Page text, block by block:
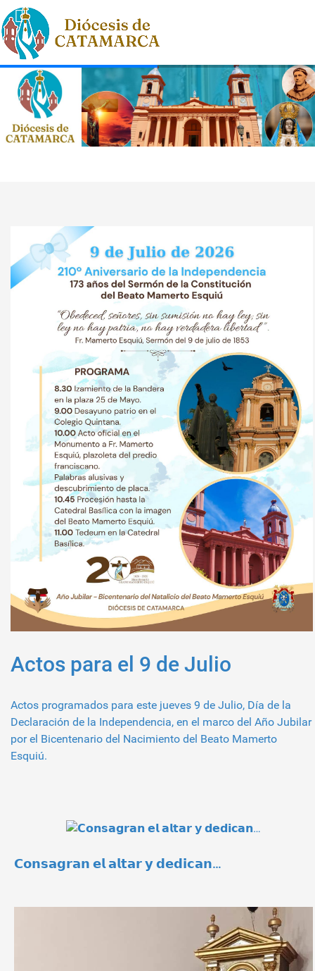
Actos para el 9 de Julio
Actos programados para este jueves 9 de Julio, Día de la
Declaración de la Independencia, en el marco del Año Jubilar
por el Bicentenario del Nacimiento del Beato Mamerto
Esquiú.
𝗖𝗼𝗻𝘀𝗮𝗴𝗿𝗮𝗻 𝗲𝗹 𝗮𝗹𝘁𝗮𝗿 𝘆 𝗱𝗲𝗱𝗶𝗰𝗮𝗻…